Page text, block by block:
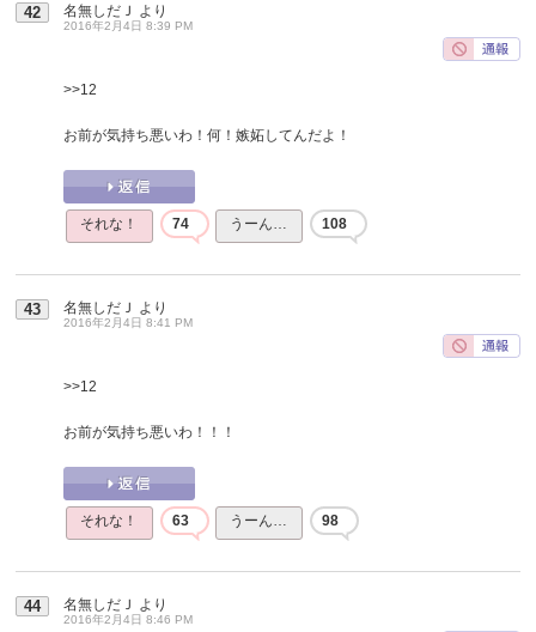
42 名無しだＪ より
2016年2月4日 8:39 PM
>>12
お前が気持ち悪いわ！何！嫉妬してんだよ！
それな！ 74 うーん… 108
43 名無しだＪ より
2016年2月4日 8:41 PM
>>12
お前が気持ち悪いわ！！！
それな！ 63 うーん… 98
44 名無しだＪ より
2016年2月4日 8:46 PM